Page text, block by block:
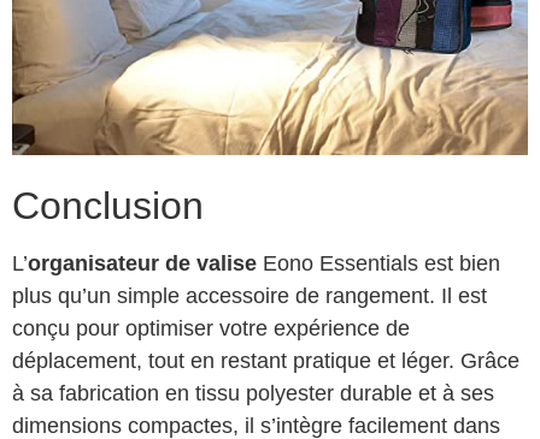
Conclusion
L’organisateur de valise Eono Essentials est bien
plus qu’un simple accessoire de rangement. Il est
conçu pour optimiser votre expérience de
déplacement, tout en restant pratique et léger. Grâce
à sa fabrication en tissu polyester durable et à ses
dimensions compactes, il s’intègre facilement dans